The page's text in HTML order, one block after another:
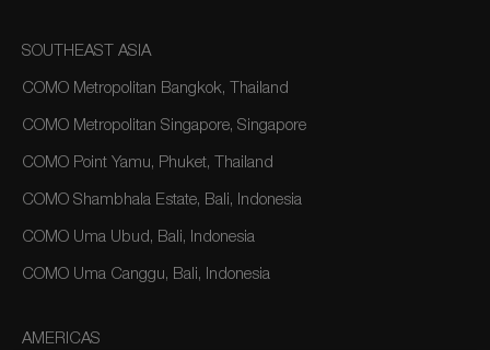
SOUTHEAST ASIA
COMO Metropolitan Bangkok, Thailand
COMO Metropolitan Singapore, Singapore
COMO Point Yamu, Phuket, Thailand
COMO Shambhala Estate, Bali, Indonesia
COMO Uma Ubud, Bali, Indonesia
COMO Uma Canggu, Bali, Indonesia
AMERICAS